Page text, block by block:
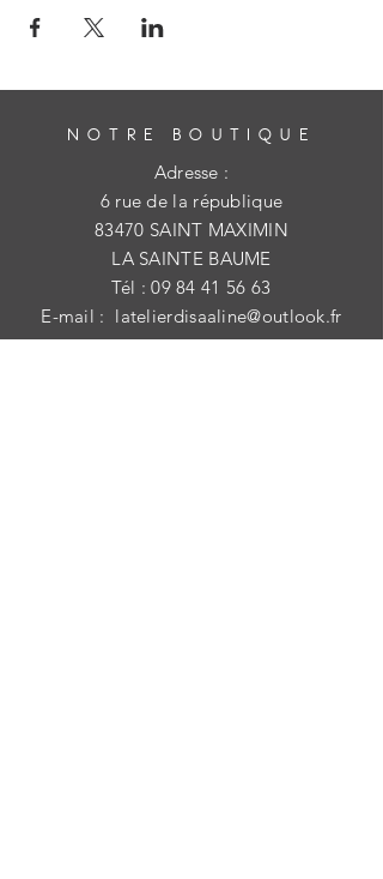
NOTRE BOUTIQUE
Adresse :
6 rue de la république
83470 SAINT MAXIMIN
LA SAINTE BAUME
Tél :09 84 41 56 63
E-mail : latelierdisaaline@outlook.fr